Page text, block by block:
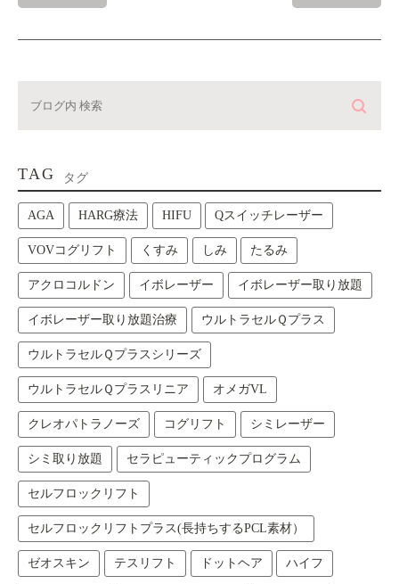
TAG タグ
AGA HARG療法 HIFU Qスイッチレーザー
VOVコグリフト くすみ しみ たるみ
アクロコルドン イボレーザー イボレーザー取り放題
イボレーザー取り放題治療 ウルトラセルＱプラス
ウルトラセルＱプラスシリーズ
ウルトラセルＱプラスリニア オメガVL
クレオパトラノーズ コグリフト シミレーザー
シミ取り放題 セラピューティックプログラム
セルフロックリフト
セルフロックリフトプラス(長持ちするPCL素材）
ゼオスキン テスリフト ドットヘア ハイフ